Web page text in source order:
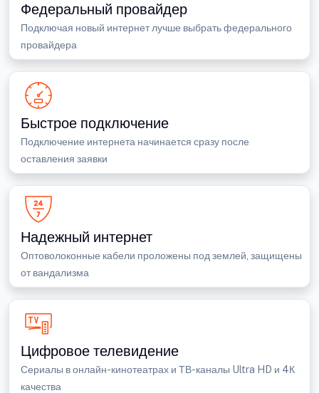
Федеральный провайдер
Подключая новый интернет лучше выбрать федерального
провайдера
Быстрое подключение
Подключение интернета начинается сразу после
оставления заявки
Надежный интернет
Оптоволоконные кабели проложены под землей, защищены
от вандализма
Цифровое телевидение
Сериалы в онлайн-кинотеатрах и ТВ-каналы Ultra HD и 4К
качества